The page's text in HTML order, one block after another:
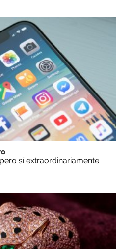
sí extraordinariamente